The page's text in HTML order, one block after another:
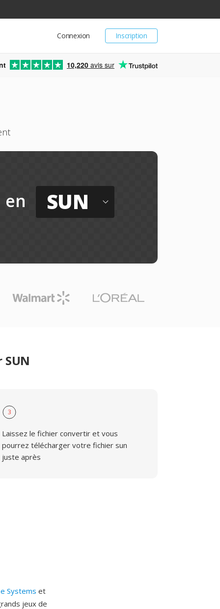
Inscription
Connexion
10,220 avis sur
en SUN
3
Laissez le fichier convertir et vous
pourrez télécharger votre fichier sun
juste après
Systems et
jeux de